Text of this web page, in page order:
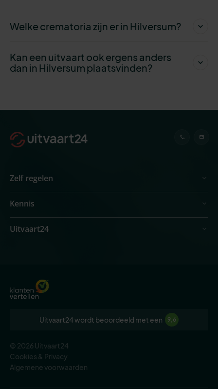
Welke crematoria zijn er in Hilversum?
Kan een uitvaart ook ergens anders
dan in Hilversum plaatsvinden?
Zelf regelen
Kennis
Uitvaart24
Uitvaart24 wordt beoordeeld met een 9,6
© 2026 Uitvaart24
Cookies & Privacy
Algemene voorwaarden